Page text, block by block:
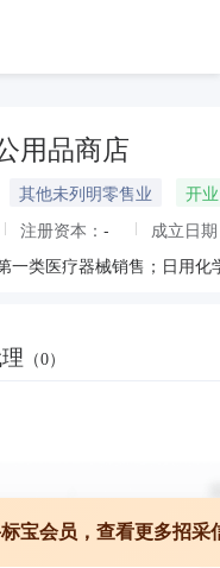
用品商店
其他未列明零售业
开业
注册资本： -
成立日
（0）
宝会员，查看更多招采